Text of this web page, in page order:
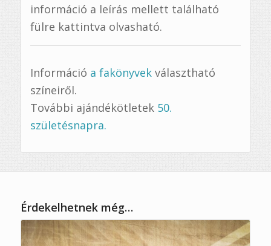
információ a leírás mellett található
fülre kattintva olvasható.
Információ a fakönyvek választható
színeiről.
További ajándékötletek 50.
születésnapra.
Érdekelhetnek még…